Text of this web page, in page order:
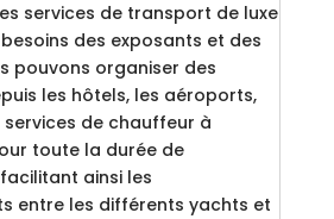
services de transport de luxe
des exposants et des
pouvons organiser des
les hôtels, les aéroports,
services de chauffeur à
toute la durée de
facilitant ainsi les
entre les différents yachts et